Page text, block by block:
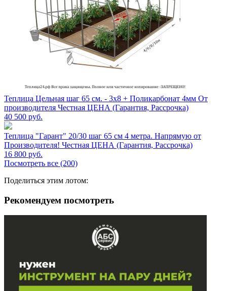
Теплица Цельная шаг 65 см. - 3х8 + Поликарбонат 4мм От
производителя Честная ЦЕНА (Гарантия, Рассрочка)
40 500 руб.
Теплица "Гарант" 20/30 шаг 65 см 4 метра. Напрямую от
Производителя! Честная ЦЕНА (Гарантия, Рассрочка)
16 800 руб.
Посмотреть все (200)
Поделиться этим лотом:
Рекомендуем посмотреть